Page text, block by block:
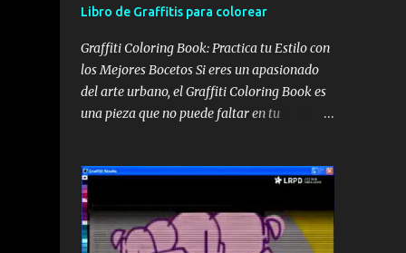
Libro de Graffitis para colorear
Graffiti Coloring Book: Practica tu Estilo con
los Mejores Bocetos Si eres un apasionado
del arte urbano, el Graffiti Coloring Book es
una pieza que no puede faltar en tu
recopilación de alta calidad que reúne los
bocetos de los sesenta mejores graffiteros
escandinavos, incluyendo leyendas como
Nug, Egs y Bates . Portada del Graffiti